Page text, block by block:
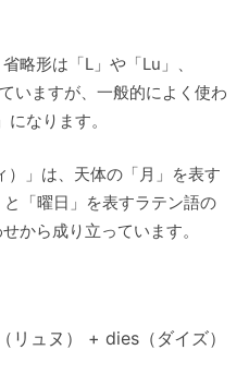
略形は「L」や「Lu」、
いますが、一般的によく使わ
なります。
」は、天体の「月」を表す
「曜日」を表すラテン語の
から成り立っています。
ュヌ） + dies（ダイズ）